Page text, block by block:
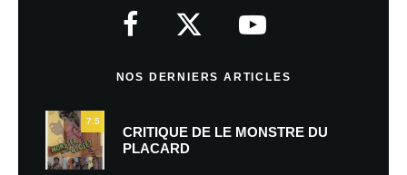
NOS DERNIERS ARTICLES
7.5
CRITIQUE DE LE MONSTRE DU
PLACARD